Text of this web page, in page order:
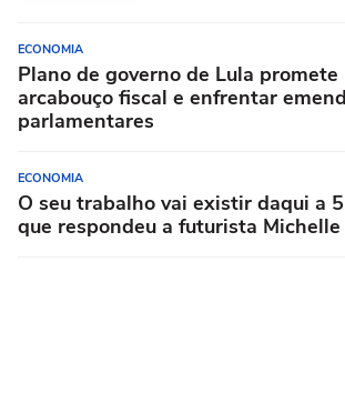
ECONOMIA
Plano de governo de Lula
arcabouço fiscal e enfrentar
parlamentares
ECONOMIA
O seu trabalho vai existir daqui a
que respondeu a futurista